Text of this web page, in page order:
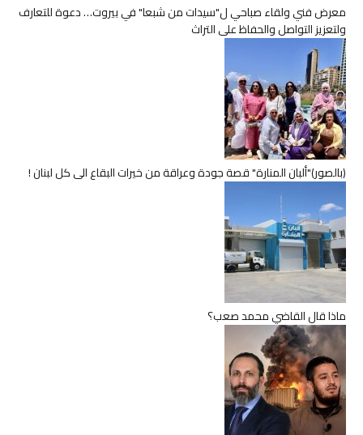
معرض فني ولقاء صباحي ل"سيدات من شبعا" في بيروت… دعوة للتعارف
ولتعزيز التواصل والحفاظ على التراث
(بالصور)"ألبان المنارة" قصة جودة وعراقة من خيرات البقاع الى كل لبنان !
ماذا قال القاضي محمد صعب؟